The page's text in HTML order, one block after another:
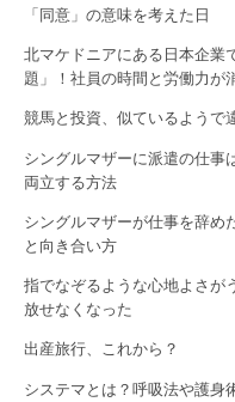
o
n
「同意」の意味を考えた日
北マケドニアにある日本企業
題」！社員の時間と労働力が
競馬と投資、似ているようで
シングルマザーに派遣の仕事
両立する方法
シングルマザーが仕事を辞め
と向き合い方
指でなぞるような心地よさが
放せなくなった
出産旅行、これから？
システマとは？呼吸法や護身